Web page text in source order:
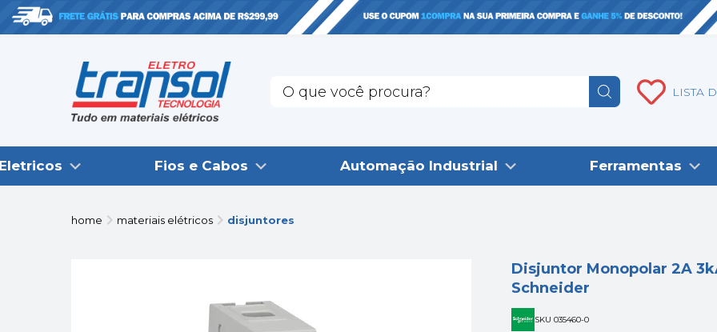
LISTA
Fios e Cabos Automação Industrial Ferramentas
home materiais elétricos disjuntores
Disjuntor Monopolar 2A
Schneider
SKU 035460-0